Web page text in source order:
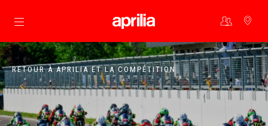
Aller au contenu principal
RETOUR À APRILIA ET LA COMPÉTITION